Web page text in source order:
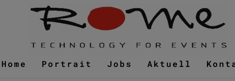
Home Portrait Jobs Aktuell